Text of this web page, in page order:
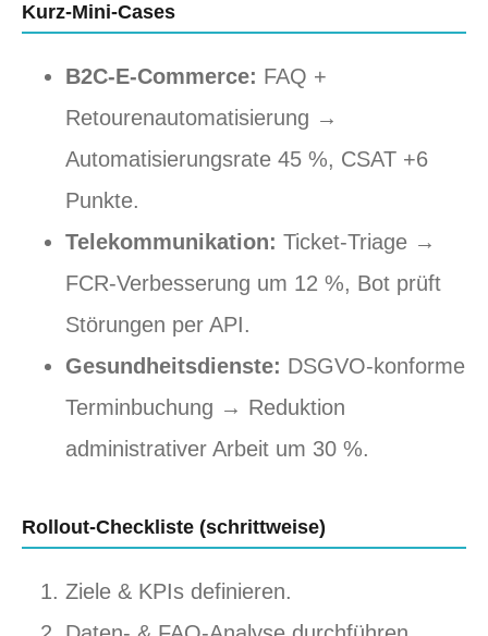
Kurz-Mini-Cases
B2C-E-Commerce: FAQ +
Retourenautomatisierung →
Automatisierungsrate 45 %, CSAT +6
Punkte.
Telekommunikation: Ticket-Triage →
FCR-Verbesserung um 12 %, Bot prüft
Störungen per API.
Gesundheitsdienste: DSGVO-konforme
Terminbuchung → Reduktion
administrativer Arbeit um 30 %.
Rollout-Checkliste (schrittweise)
Ziele & KPIs definieren.